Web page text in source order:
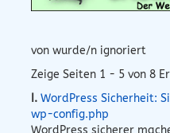
von wurde/n ignoriert
Zeige Seiten 1 - 5 von 8
I. WordPress Sicherheit:
wp-config.php